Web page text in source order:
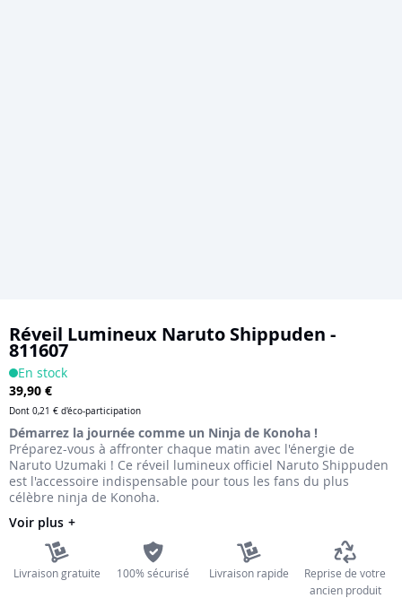
to
the
beginning
of
images
gallery
Réveil Lumineux Naruto Shippuden -
811607
En stock
39,90 €
Dont 0,21 € d'éco-participation
Démarrez la journée comme un Ninja de Konoha !
Préparez-vous à affronter chaque matin avec l'énergie de
Naruto Uzumaki ! Ce réveil lumineux officiel Naruto Shippuden
est l'accessoire indispensable pour tous les fans du plus
célèbre ninja de Konoha.
Voir plus
Livraison gratuite 100% sécurisé Livraison rapide
Reprise de votre
ancien produit